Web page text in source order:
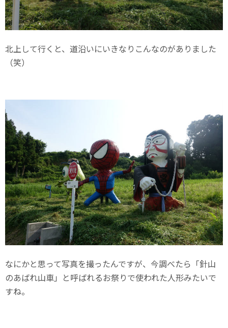
北上して行くと、道沿いにいきなりこんなのがありました
（笑）
なにかと思って写真を撮ったんですが、今調べたら「針山
のあばれ山車」と呼ばれるお祭りで使われた人形みたいで
すね。